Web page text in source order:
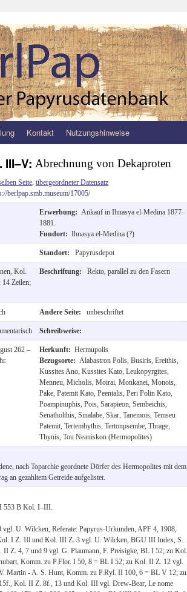
Kontakt Nutzungshinweise
III–V: Abrechnung von Dekaproten
Seite übergeordneter Datensatz
berlpap.smb.museum/17005/
Erwerbung: Ankauf in Ihnasya el-Medina 1877–
1881.
Fundort: Ihnasya el-Medina (?)
Standort: Papyrusdepot
Kol.
Zeilen;
Beschriftung: Rekto, parallel zu den Fasern
Andere Seite: unbeschriftet
Schreibweise:
262 –
Herkunft: Hermupolis
Bezugsorte: Alabastron Polis, Busiris, Ereithis,
Kussites Ano, Kussites Kato, Leukopyrgites,
Menneu, Micholis, Moirai, Monkanei, Monois,
Pake, Patemit Kato, Peentalis, Peri Polin Kato,
Poampinuphis, Pois, Sarapieon, Sembeichis,
Senatholthis, Sinalabe, Skar, Tanemois, Temseu
Patemit, Tertembythis, Tertonpsembe, Thrage,
Thynis, Tou Neaniskon (Hermopolites)
nach Toparchie geordnete Dörfer des Hermopolites mit dem
an gezahltem Getreide aufgelistet.
553 B Kol. I–III.
U. Wilcken, Referate: Papyrus-Urkunden, APF 4, 1908,
I Z. 10 und Kol. III Z. 3 vgl. U. Wilcken, BGU III Index, S.
Z. 4, 7 und 9 vgl. G. Plaumann, F. Preisigke, BL I 52; zu Kol.
Komm. zu P.Flor. I 50, 8 = BL I 52; zu Kol. II Z. 12 vgl.
Martin - A. S. Hunt, Komm. zu P.Ryl. II 100, 6 = BL V 12; zu
Kol. II Z. 8f., 13 und Kol. III vgl. Drew-Bear, Le nome